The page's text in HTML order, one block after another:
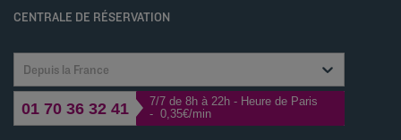
CENTRALE DE RÉSERVATION
Depuis la France
01 70 36 32 41
7/7 de 8h à 22h - Heure de Paris
- 0,35€/min